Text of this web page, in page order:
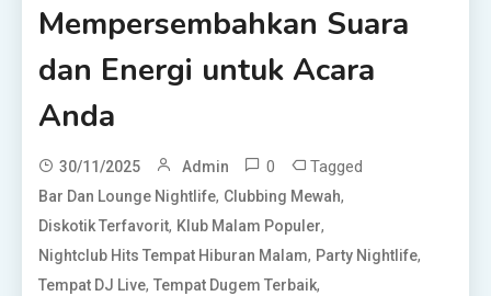
Mempersembahkan Suara
dan Energi untuk Acara
Anda
30/11/2025 Admin 0 Tagged
Bar Dan Lounge Nightlife, Clubbing Mewah,
Diskotik Terfavorit, Klub Malam Populer,
Nightclub Hits Tempat Hiburan Malam, Party Nightlife,
Tempat DJ Live,Tempat Dugem Terbaik,